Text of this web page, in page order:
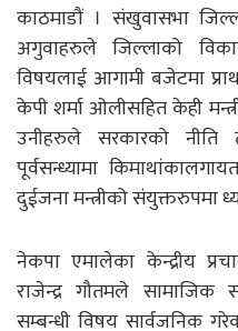
काठमाडौं । संखुवासभा
अगुवाहरुले जिल्लाको
विषयलाई आगामी बजेटमा
केपी शर्मा ओलीसहित केही
उनीहरुले सरकारको नीति
पूर्वसन्ध्यामा
दुईजना मन्त्रीको संयुक्तरुपमा
नेकपा एमालेका केन्द्रीय
राजेन्द्र गौतमले सामाजिक
सम्बन्धी विषय सार्वजनिक